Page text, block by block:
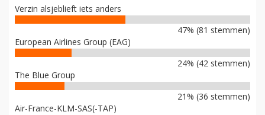
Verzin alsjeblieft iets anders
47% (81 stemmen)
European Airlines Group (EAG)
24% (42 stemmen)
The Blue Group
21% (36 stemmen)
Air-France-KLM-SAS(-TAP)